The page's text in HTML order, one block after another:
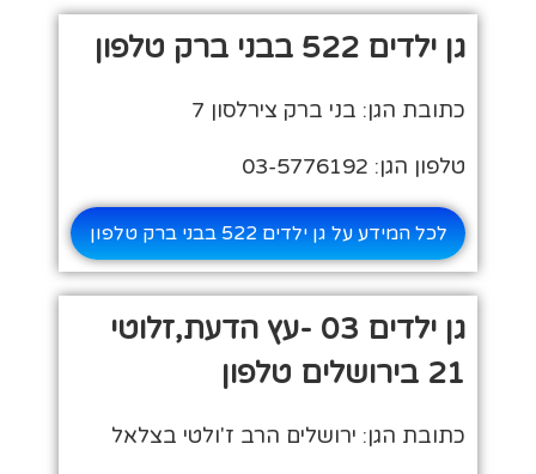
גן ילדים 522 בבני ברק טלפון
כתובת הגן: בני ברק צירלסון 7
טלפון הגן: 03-5776192
לכל המידע על גן ילדים 522 בבני ברק טלפון
גן ילדים 03 -עץ הדעת,זלוטי
21 בירושלים טלפון
כתובת הגן: ירושלים הרב ז'ולטי בצלאל